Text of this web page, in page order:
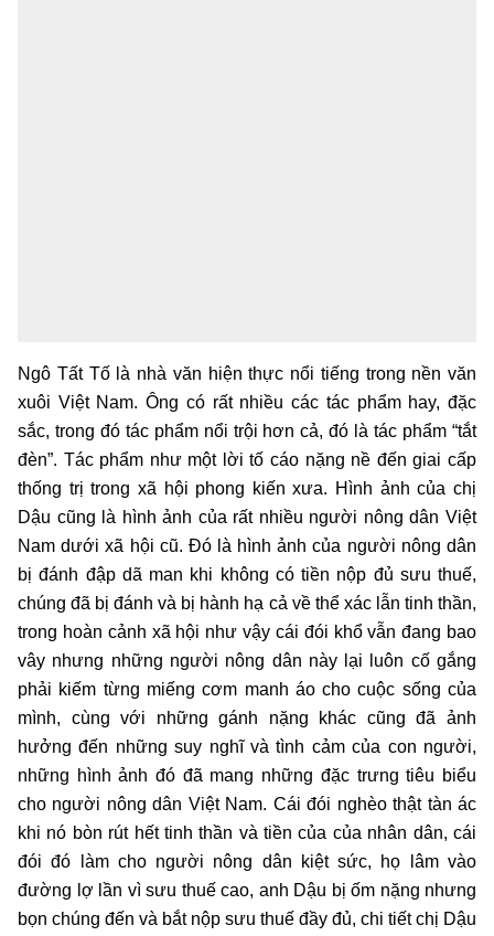
Ngô Tất Tố là nhà văn hiện thực nổi tiếng trong nền văn
xuôi Việt Nam. Ông có rất nhiều các tác phẩm hay, đặc
sắc, trong đó tác phẩm nổi trội hơn cả, đó là tác phẩm “tắt
đèn”. Tác phẩm như một lời tố cáo nặng nề đến giai cấp
thống trị trong xã hội phong kiến xưa. Hình ảnh của chị
Dậu cũng là hình ảnh của rất nhiều người nông dân Việt
Nam dưới xã hội cũ. Đó là hình ảnh của người nông dân
bị đánh đập dã man khi không có tiền nộp đủ sưu thuế,
chúng đã bị đánh và bị hành hạ cả về thể xác lẫn tinh thần,
trong hoàn cảnh xã hội như vậy cái đói khổ vẫn đang bao
vây nhưng những người nông dân này lại luôn cố gắng
phải kiếm từng miếng cơm manh áo cho cuộc sống của
mình, cùng với những gánh nặng khác cũng đã ảnh
hưởng đến những suy nghĩ và tình cảm của con người,
những hình ảnh đó đã mang những đặc trưng tiêu biểu
cho người nông dân Việt Nam. Cái đói nghèo thật tàn ác
khi nó bòn rút hết tinh thần và tiền của của nhân dân, cái
đói đó làm cho người nông dân kiệt sức, họ lâm vào
đường lợ lần vì sưu thuế cao, anh Dậu bị ốm nặng nhưng
bọn chúng đến và bắt nộp sưu thuế đầy đủ, chi tiết chị Dậu